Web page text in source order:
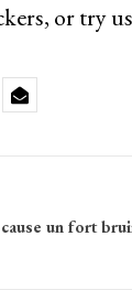
or try
un fort